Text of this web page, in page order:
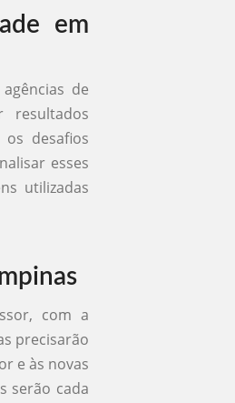
em
de
resultados
os desafios
esses
utilizadas
com a
precisarão
e às novas
serão cada